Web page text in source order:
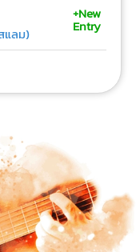
แลม)
+New
Entry